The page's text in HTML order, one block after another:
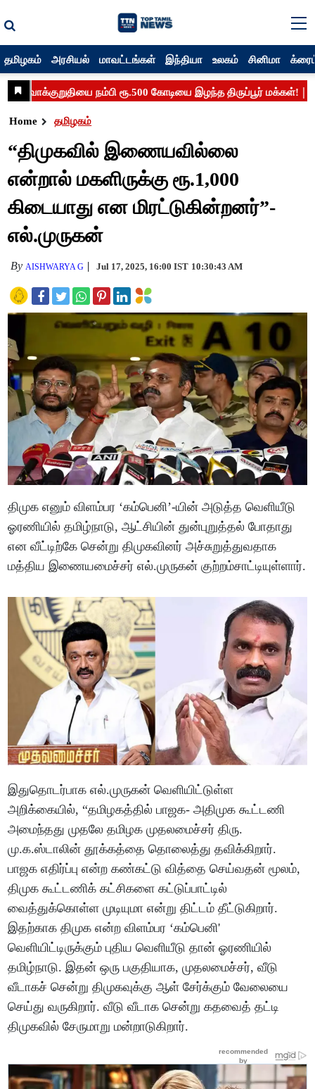
தமிழகம் அரசியல் மாவட்டங்கள் இந்தியா உலகம் சினிமா
Home தமிழகம்
“திமுகவில் இணையவில்லை
என்றால் மகளிருக்கு ரூ.1,000
கிடையாது என மிரட்டுகின்றனர்”-
எல்.முருகன்
By AISHWARYA G Jul 17, 2025, 16:00 IST 10:30:43 AM
திமுக எனும் விளம்பர ‘கம்பெனி’-யின் அடுத்த வெளியீடு
ஓரணியில் தமிழ்நாடு, ஆட்சியின் துன்புறுத்தல் போதாது
என வீட்டிற்கே சென்று திமுகவினர் அச்சுறுத்துவதாக
மத்திய இணையமைச்சர் எல்.முருகன் குற்றம்சாட்டியுள்ளார்.
இதுதொடர்பாக எல்.முருகன் வெளியிட்டுள்ள
அறிக்கையில், “தமிழகத்தில் பாஜக- அதிமுக கூட்டணி
அமைந்தது முதலே தமிழக முதலமைச்சர் திரு.
மு.க.ஸ்டாலின் தூக்கத்தை தொலைத்து தவிக்கிறார்.
பாஜக எதிர்ப்பு என்ற கண்கட்டு வித்தை செய்வதன் மூலம்,
திமுக கூட்டணிக் கட்சிகளை கட்டுப்பாட்டில்
வைத்துக்கொள்ள முடியுமா என்று திட்டம் தீட்டுகிறார்.
இதற்காக திமுக என்ற விளம்பர ‘கம்பெனி'
வெளியிட்டிருக்கும் புதிய வெளியீடு தான் ஓரணியில்
தமிழ்நாடு. இதன் ஒரு பகுதியாக, முதலமைச்சர், வீடு
வீடாகச் சென்று திமுகவுக்கு ஆள் சேர்க்கும் வேலையை
செய்து வருகிறார். வீடு வீடாக சென்று கதவைத் தட்டி
திமுகவில் சேருமாறு மன்றாடுகிறார்.